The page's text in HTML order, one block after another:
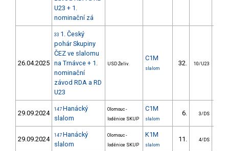
U23 + 1.
nominační zá
26.04.2025
33 1. Český
pohár Skupiny
ČEZ ve slalomu
na Trnávce + 1.
nominační
závod RDA a RD
U23
USD Želiv.
C1M
slalom
32. 10/U23
29.09.2024 147 Hanácký
slalom
Olomouc -
loděnice SKUP
C1M
slalom
6. 3/DS
29.09.2024 147 Hanácký
slalom
Olomouc -
loděnice SKUP
K1M
slalom
11. 4/DS